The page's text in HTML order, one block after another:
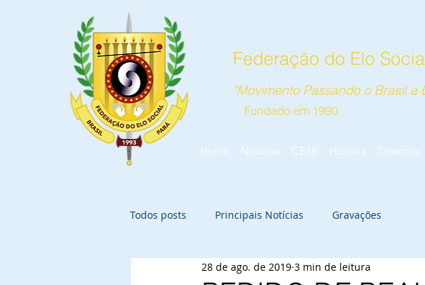
Federação do Elo
"Movimento Passando o Brasil a
Fundado em 1990
Home Notícias CESB História Diretoria
Todos posts Principais Notícias Gravações
28 de ago. de 2019 3 min de leitura